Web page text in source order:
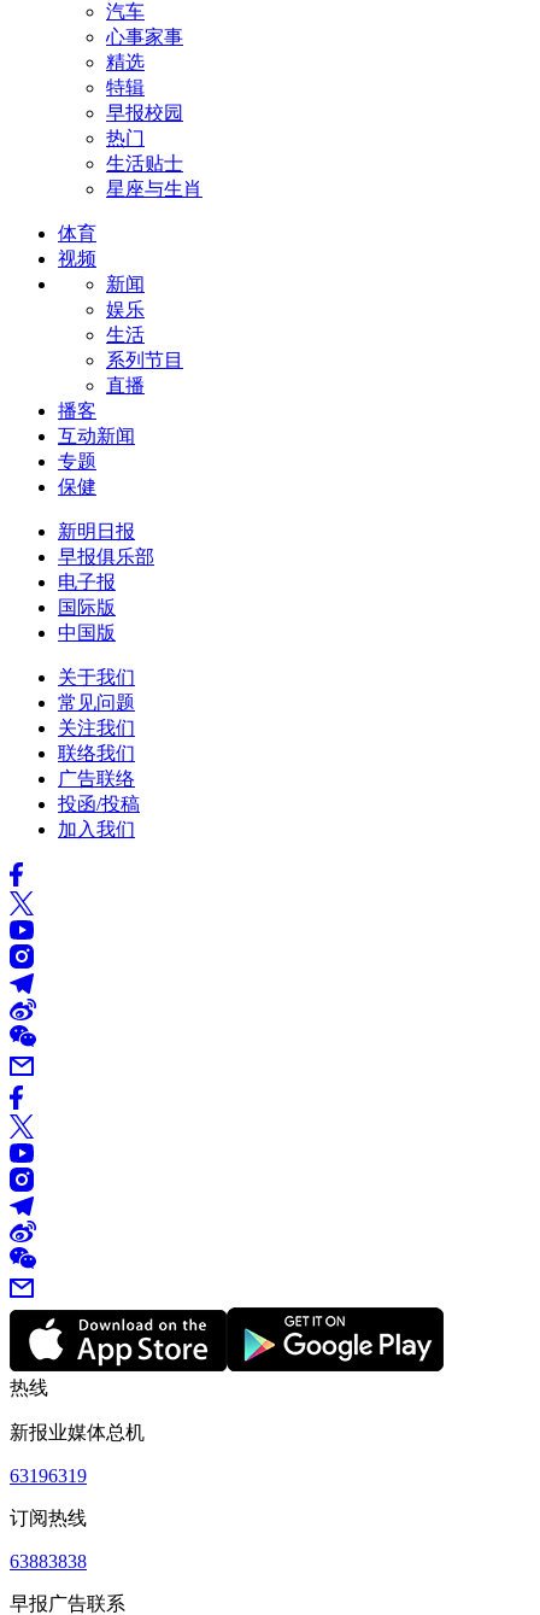
汽车
心事家事
精选
特辑
早报校园
热门
生活贴士
星座与生肖
体育
视频
新闻
娱乐
生活
系列节目
直播
播客
互动新闻
专题
保健
新明日报
早报俱乐部
电子报
国际版
中国版
关于我们
常见问题
关注我们
联络我们
广告联络
投函/投稿
加入我们
热线
新报业媒体总机
63196319
订阅热线
63883838
早报广告联系